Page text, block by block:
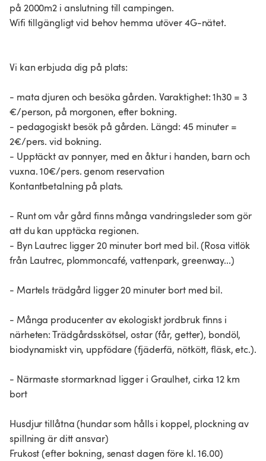
på 2000m2 i anslutning till campingen.
Wifi tillgängligt vid behov hemma utöver 4G-nätet.
Vi kan erbjuda dig på plats:
- mata djuren och besöka gården. Varaktighet: 1h30 = 3
€/person, på morgonen, efter bokning.
- pedagogiskt besök på gården. Längd: 45 minuter =
2€/pers. vid bokning.
- Upptäckt av ponnyer, med en åktur i handen, barn och
vuxna. 10€/pers. genom reservation
Kontantbetalning på plats.
- Runt om vår gård finns många vandringsleder som gör
att du kan upptäcka regionen.
- Byn Lautrec ligger 20 minuter bort med bil. (Rosa vitlök
från Lautrec, plommoncafé, vattenpark, greenway...)
- Martels trädgård ligger 20 minuter bort med bil.
- Många producenter av ekologiskt jordbruk finns i
närheten: Trädgårdsskötsel, ostar (får, getter), bondöl,
biodynamiskt vin, uppfödare (fjäderfä, nötkött, fläsk, etc.).
- Närmaste stormarknad ligger i Graulhet, cirka 12 km
bort
Husdjur tillåtna (hundar som hålls i koppel, plockning av
spillning är ditt ansvar)
Frukost (efter bokning, senast dagen före kl. 16.00)